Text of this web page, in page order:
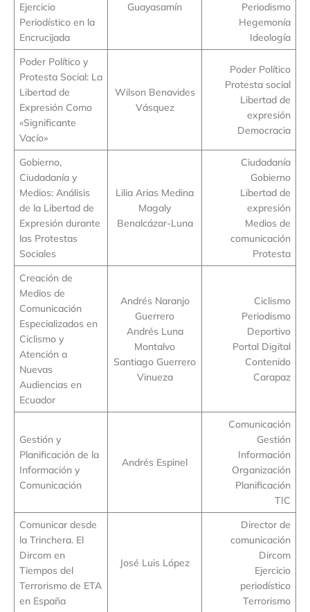
Ejercicio
Periodístico en la
Encrucijada
Guayasamín
Periodismo
Hegemonía
Ideología
Poder Político y
Protesta Social: La
Libertad de
Expresión Como
«Significante
Vacío»
Wilson Benavides
Vásquez
Poder Político
Protesta social
Libertad de
expresión
Democracia
Gobierno,
Ciudadanía y
Medios: Análisis
de la Libertad de
Expresión durante
las Protestas
Sociales
Lilia Arias Medina
Magaly
Benalcázar-Luna
Ciudadanía
Gobierno
Libertad de
expresión
Medios de
comunicación
Protesta
Creación de
Medios de
Comunicación
Especializados en
Ciclismo y
Atención a
Nuevas
Audiencias en
Ecuador
Andrés Naranjo
Guerrero
Andrés Luna
Montalvo
Santiago Guerrero
Vinueza
Ciclismo
Periodismo
Deportivo
Portal Digital
Contenido
Carapaz
Gestión y
Planificación de la
Información y
Comunicación
Andrés Espinel
Comunicación
Gestión
Información
Organización
Planificación
TIC
Comunicar desde
la Trinchera. El
Dircom en
Tiempos del
Terrorismo de ETA
en España
José Luis López
Director de
comunicación
Dircom
Ejercicio
periodístico
Terrorismo